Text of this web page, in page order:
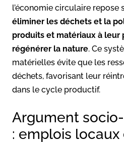
l’économie circulaire repose
éliminer les déchets et la
produits et matériaux à leur
régénérer la nature. Ce
matérielles évite que les
déchets, favorisant leur
dans le cycle productif.
Argument
: emplois